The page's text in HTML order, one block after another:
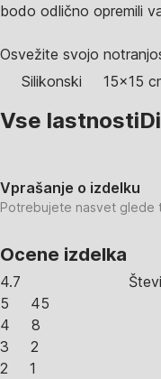
bodo odlično opremili
Osvežite svojo
Silikonski
15x15
Vse lastnosti
Vprašanje o izdelku
Potrebujete nasvet glede
Ocene izdelka
4.7
5
45
4
8
3
2
2
1